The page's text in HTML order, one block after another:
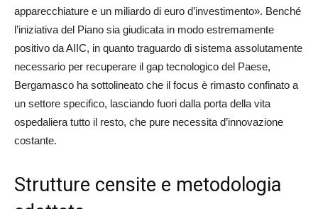
apparecchiature e un miliardo di euro d’investimento». Benché
l’iniziativa del Piano sia giudicata in modo estremamente
positivo da AIIC, in quanto traguardo di sistema assolutamente
necessario per recuperare il gap tecnologico del Paese,
Bergamasco ha sottolineato che il focus è rimasto confinato a
un settore specifico, lasciando fuori dalla porta della vita
ospedaliera tutto il resto, che pure necessita d’innovazione
costante.
Strutture censite e metodologia